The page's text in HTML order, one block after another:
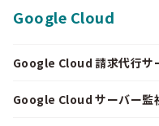
Google Cloud
Google Cloud 請求代行サ
Google Cloud サーバー監